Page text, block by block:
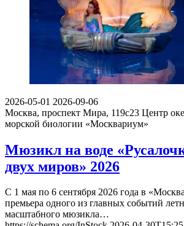
2026-05-01 2026-09-06
Москва, проспект Мира, 119с23 Центр
морской биологии «Москвариум»
Мюзикл на воде
двух миров» 2026
С 1 мая по 6 сентября 2026 года в
премьера одного из главных событий
масштабного мюзикла…